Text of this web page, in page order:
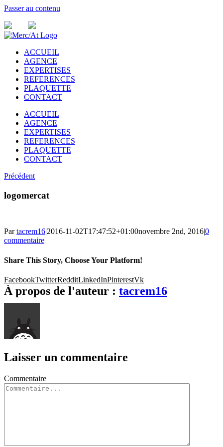
Passer au contenu
ACCUEIL
AGENCE
EXPERTISES
REFERENCES
PLAQUETTE
CONTACT
ACCUEIL
AGENCE
EXPERTISES
REFERENCES
PLAQUETTE
CONTACT
Précédent
logomercat
Partacrem16|2016-11-02T17:47:52+01:00novembre 2nd, 2016|0
commentaire
Share This Story, Choose Your Platform!
FacebookTwitterRedditLinkedInPinterestVk
À propos de l'auteur : tacrem16
Laisser un commentaire
Commentaire